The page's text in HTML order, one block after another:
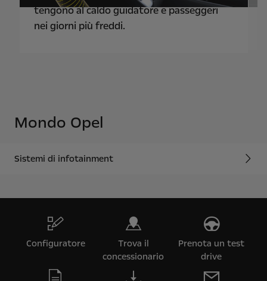
tengono al caldo guidatore e passeggeri
nei giorni più freddi.
Mondo Opel
Sistemi di infotainment
Configuratore
Trova il
concessionario
Prenota un test
drive